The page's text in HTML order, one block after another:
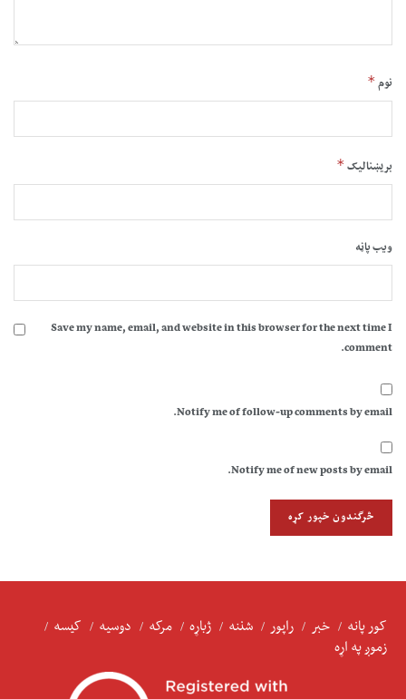
نوم*
بریښنالیک*
ویب پاڼه
Save my name, email, and website in this browser for the next time I
comment.
Notify me of follow-up comments by email.
Notify me of new posts by email.
کور پانه خبر راپور شننه ژباړه مرکه دوسیه
کیسه
زموږ په اړه